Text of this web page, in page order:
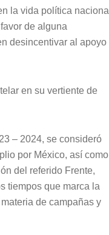
la vida política nacional
de alguna
desincentivar al apoyo
en su vertiente de
– 2024, se consideró
por México, así como
del referido Frente,
tiempos que marca la
de campañas y